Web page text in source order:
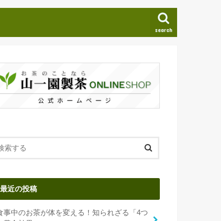
search
最近の投稿
事中のお茶が体を変える！知られざる「4つ